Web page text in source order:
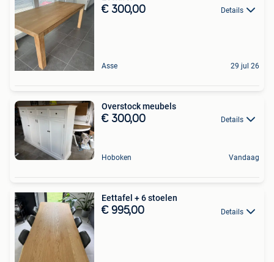
€ 300,00 Details
Asse 29 jul 26
Overstock meubels
€ 300,00 Details
Hoboken Vandaag
Eettafel + 6 stoelen
€ 995,00 Details